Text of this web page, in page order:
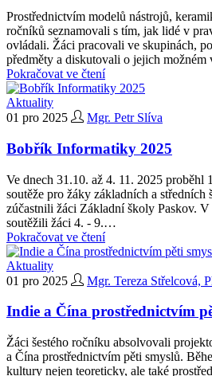
Prostřednictvím modelů nástrojů,
ročníků seznamovali s tím, jak lidé v
ovládali. Žáci pracovali ve skupinách,
předměty a diskutovali o jejich
Pokračovat ve čtení
Aktuality
01 pro 2025
Mgr. Petr Slíva
Bobřík Informatiky 2025
Ve dnech 31.10. až 4. 11. 2025 proběhl
soutěže pro žáky základních a středních
zúčastnili žáci Základní školy Paskov.
soutěžili žáci 4. - 9.…
Pokračovat ve čtení
Aktuality
01 pro 2025
Mgr. Tereza Střelcová,
Indie a Čína prostřednictvím
Žáci šestého ročníku absolvovali
a Čína prostřednictvím pěti smyslů.
kultury nejen teoreticky, ale také